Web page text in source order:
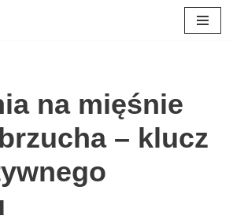
na mięśnie
– klucz